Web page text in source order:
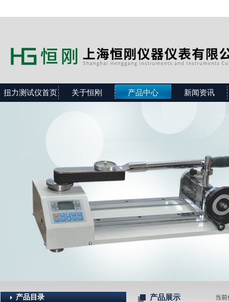
扭力测试仪首页 关于恒刚 产品中心 新闻资讯
产品目录 产品展示 当前